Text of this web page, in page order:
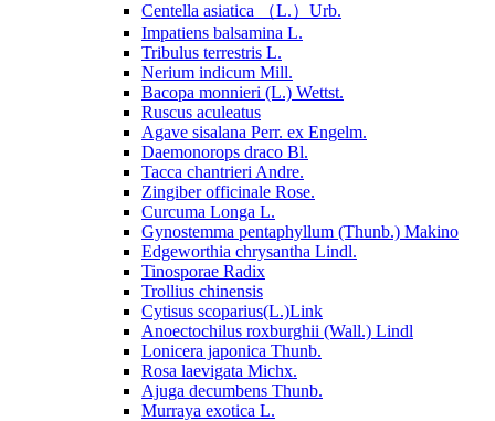
Centella asiatica （L.）Urb.
Impatiens balsamina L.
Tribulus terrestris L.
Nerium indicum Mill.
Bacopa monnieri (L.) Wettst.
Ruscus aculeatus
Agave sisalana Perr. ex Engelm.
Daemonorops draco Bl.
Tacca chantrieri Andre.
Zingiber officinale Rose.
Curcuma Longa L.
Gynostemma pentaphyllum (Thunb.) Makino
Edgeworthia chrysantha Lindl.
Tinosporae Radix
Trollius chinensis
Cytisus scoparius(L.)Link
Anoectochilus roxburghii (Wall.) Lindl
Lonicera japonica Thunb.
Rosa laevigata Michx.
Ajuga decumbens Thunb.
Murraya exotica L.